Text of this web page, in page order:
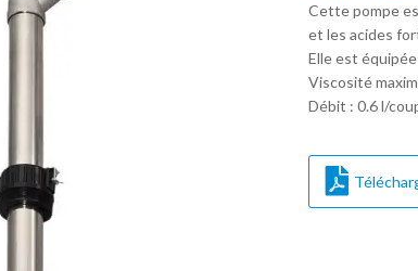
Cette pompe
et les acides
Elle est
Viscosité
Débit : 0.6 l/